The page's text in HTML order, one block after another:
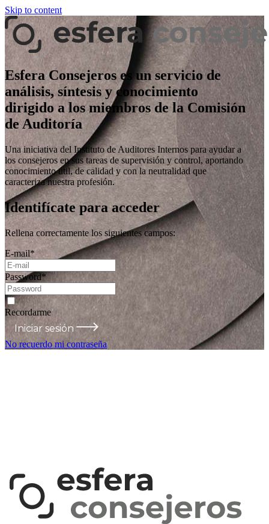
Skip to content
Esfera Consejeros es un servicio de
análisis, síntesis y conocimiento
dirigido a los miembros de la Comisión
de Auditoría
Una iniciativa del Instituto de Auditores Internos para ayudar a
los consejeros en sus tareas de supervisión y control, aportando
conocimiento útil, de calidad y con la neutralidad que
caracteriza nuestra profesión.
Identifícate para acceder
Rellena correctamente los siguientes campos:
E-mail*
Password*
Recordarme
Iniciar sesión
No recuerdo mi contraseña